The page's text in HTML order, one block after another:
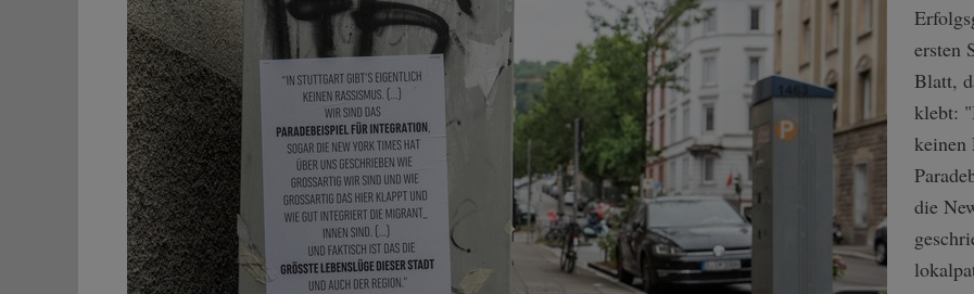
ersten
Blatt,
klebt:
keinen
die